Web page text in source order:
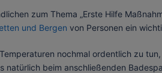
zum Thema „Erste Hilfe
und Bergen von Personen ein
nochmal ordentlich zu
natürlich beim anschließenden